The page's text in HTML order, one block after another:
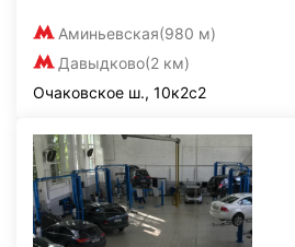
Аминьевская(980 м)
Давыдково(2 км)
Очаковское ш., 10к2с2